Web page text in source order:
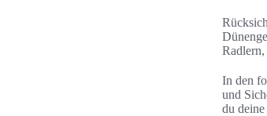
In den
und
du